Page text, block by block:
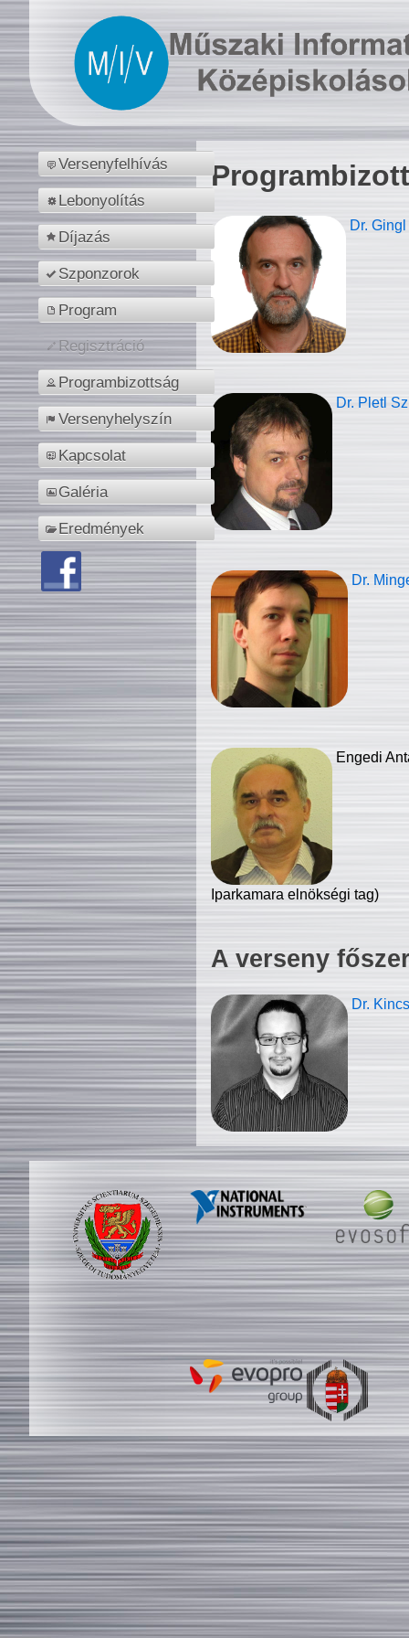
Versenyfelhívás
Lebonyolítás
Díjazás
Szponzorok
Program
Regisztráció
Programbizottság
Versenyhelyszín
Kapcsolat
Galéria
Eredmények
Dr.
Dr. Pletl
Dr.
Engedi
Iparkamara elnökségi tag)
A verseny
Dr.